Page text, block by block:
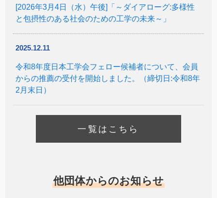
[2026年3月4日（水）午後]「～ダイアローグ:多様性
と包摂性のある社会のための工学の未来～」
2025.12.11
令和8年度日本工学会フェロー候補者について、会員
からの推薦の受付を開始しました。（締切日:令和8年
2月末日）
一覧はこちら
他団体からのお知らせ